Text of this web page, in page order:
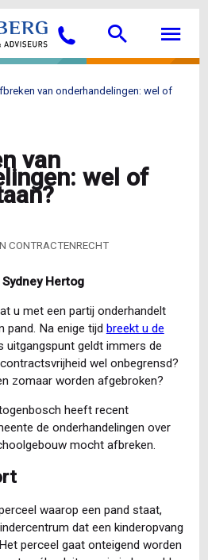
Bellen Search
van onderhandelingen: wel of
van
wel of
CONTRACTENRECHT
Hertog
u met een partij onderhandelt
pand. Na enige tijd breekt u de
uitgangspunt geldt immers de
wel onbegrensd?
zomaar worden afgebroken?
heeft recent
de onderhandelingen over
mocht afbreken.
waarop een pand staat,
dat een kinderopvang
perceel gaat onteigend worden